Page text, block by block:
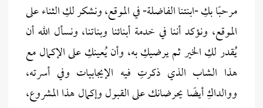
مرحبًا بكِ -ابنتنا الفاضلة- في الموقع، ونشكر لكِ الثناء على
الموقع، ونؤكد أننا في خدمة أبنائنا وبناتنا، ونسأل الله أن
يُقدر لكِ الخير ثم يرضيكِ به، وأن يُعينكِ على الإكمال مع
هذا الشاب الذي ذكرتِ فيه الإيجابيات وفي أسرته،
ووالداكِ أيضًا يحرضانك على القبول وإكمال هذا المشروع،